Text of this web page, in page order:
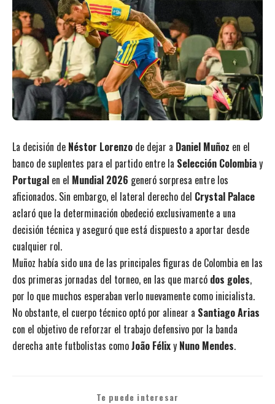
La decisión de Néstor Lorenzo de dejar a Daniel Muñoz en el
banco de suplentes para el partido entre la Selección Colombiay
Portugal en el Mundial 2026 generó sorpresa entre los
aficionados. Sin embargo, el lateral derecho del Crystal Palace
aclaró que la determinación obedeció exclusivamente a una
decisión técnica y aseguró que está dispuesto a aportar desde
cualquier rol.
Muñoz había sido una de las principales figuras de Colombia en las
dos primeras jornadas del torneo, en las que marcó dos goles,
por lo que muchos esperaban verlo nuevamente como inicialista.
No obstante, el cuerpo técnico optó por alinear a Santiago Arias
con el objetivo de reforzar el trabajo defensivo por la banda
derecha ante futbolistas comoJoão Félixy Nuno Mendes.
Te puede interesar